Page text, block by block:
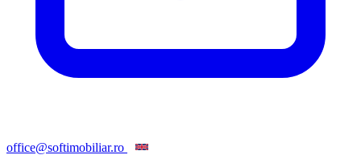
office@softimobiliar.ro